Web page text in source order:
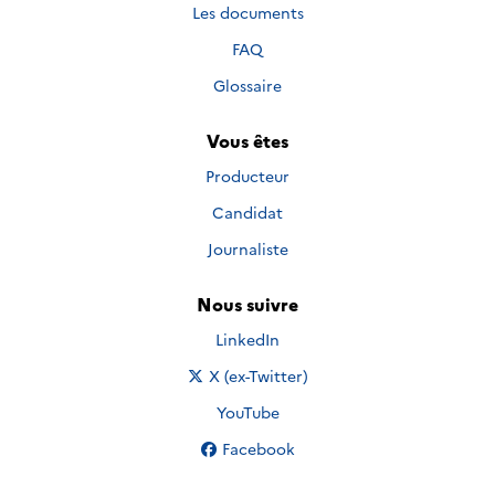
Les documents
FAQ
Glossaire
Vous êtes
Producteur
Candidat
Journaliste
Nous suivre
Nous suivre sur
LinkedIn
Nous suivre sur
X (ex-Twitter)
Nous suivre sur
YouTube
Nous suivre sur
Facebook